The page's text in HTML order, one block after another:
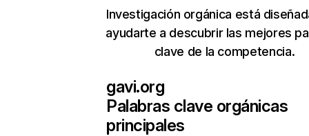
Investigación orgánica está
ayudarte a descubrir las mejores
clave de la competencia.
gavi.org
Palabras clave orgánicas
principales